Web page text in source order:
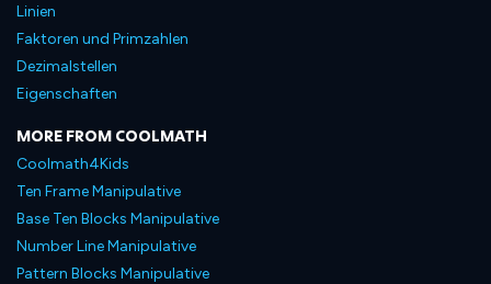
Linien
Faktoren und Primzahlen
Dezimalstellen
Eigenschaften
MORE FROM COOLMATH
Coolmath4Kids
Ten Frame Manipulative
Base Ten Blocks Manipulative
Number Line Manipulative
Pattern Blocks Manipulative